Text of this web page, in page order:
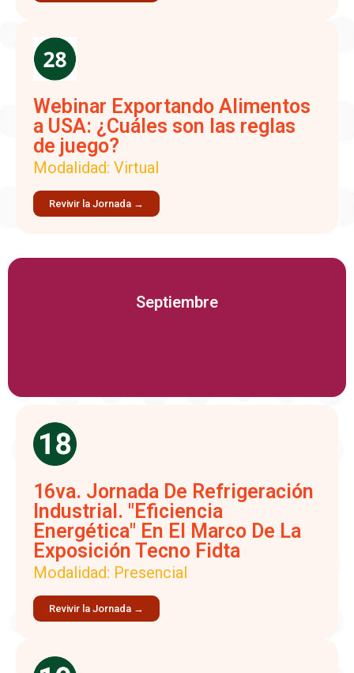
Webinar Exportando Alimentos
a USA: ¿Cuáles son las reglas
de juego?
Modalidad: Virtual
Revivir la Jornada →
Septiembre
16va. Jornada De Refrigeración
Industrial. "Eficiencia
Energética" En El Marco De La
Exposición Tecno Fidta
Modalidad: Presencial
Revivir la Jornada →